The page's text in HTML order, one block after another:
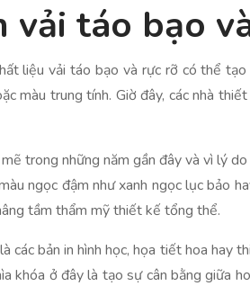
vải táo bạo
liệu vải táo bạo và rực rỡ có thể
màu trung tính. Giờ đây, các nhà
trong những năm gần đây và vì lý
ngọc đậm như xanh ngọc lục bảo
tầm thẩm mỹ thiết kế tổng thể.
các bản in hình học, họa tiết hoa
ở đây là tạo sự cân bằng giữa